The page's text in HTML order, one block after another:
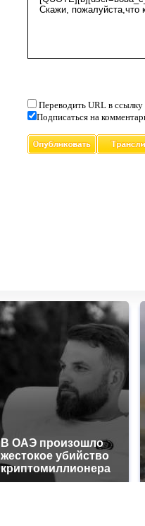
Переводить URL в ссылку
Подписаться на
В ОАЭ произошло
жестокое убийство
криптомиллионера